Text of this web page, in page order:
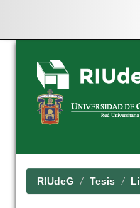
Skip
navigation
RIUdeG Tesis